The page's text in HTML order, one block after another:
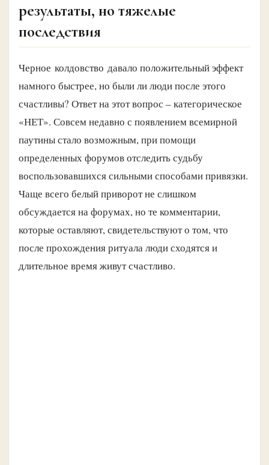
результаты, но тяжелые
последствия
Черное колдовство давало положительный эффект
намного быстрее, но были ли люди после этого
счастливы? Ответ на этот вопрос – категорическое
«НЕТ». Совсем недавно с появлением всемирной
паутины стало возможным, при помощи
определенных форумов отследить судьбу
воспользовавшихся сильными способами привязки.
Чаще всего белый приворот не слишком
обсуждается на форумах, но те комментарии,
которые оставляют, свидетельствуют о том, что
после прохождения ритуала люди сходятся и
длительное время живут счастливо.